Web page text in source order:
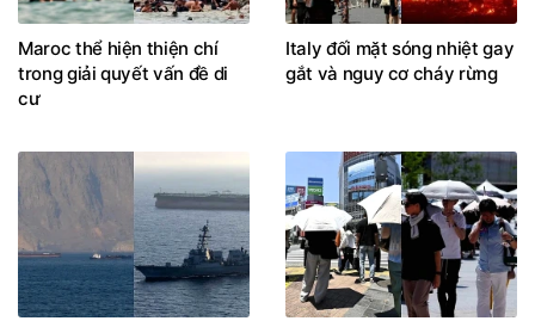
Maroc thể hiện thiện chí
trong giải quyết vấn đề di
cư
Italy đối mặt sóng nhiệt gay
gắt và nguy cơ cháy rừng